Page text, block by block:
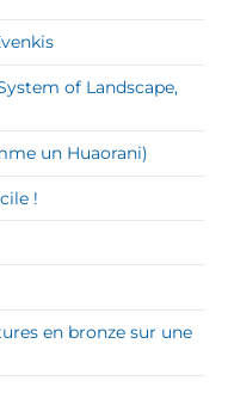
of Landscape,
un Huaorani)
!
en bronze sur une